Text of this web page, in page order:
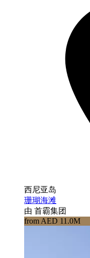
西尼亚岛
珊瑚海滩
由 首霸集团
from AED 11.0M